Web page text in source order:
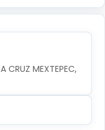
CRUZ MEXTEPEC,